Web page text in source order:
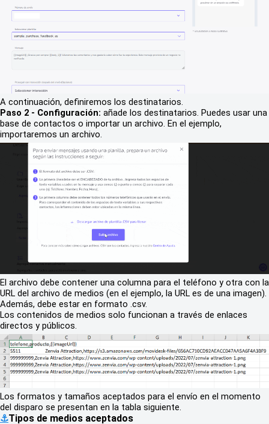
A continuación, definiremos los destinatarios.
Paso 2 - Configuración: añade los destinatarios. Puedes usar una
base de contactos o importar un archivo. En el ejemplo,
importaremos un archivo.
El archivo debe contener una columna para el teléfono y otra con la
URL del archivo de medios (en el ejemplo, la URL es de una imagen).
Además, debe estar en formato .csv.
Los contenidos de medios solo funcionan a través de enlaces
directos y públicos.
Los formatos y tamaños aceptados para el envío en el momento
del disparo se presentan en la tabla siguiente.
⚓Tipos de medios aceptados